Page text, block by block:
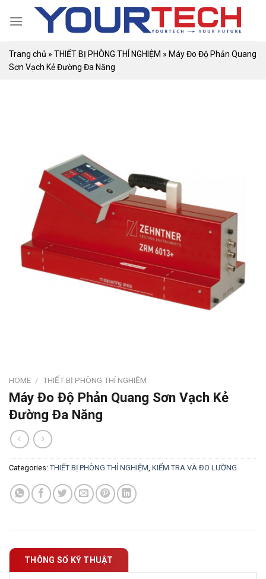
Trang chủ » THIẾT BỊ PHÒNG THÍ NGHIỆM » Máy Đo Độ Phản Quang
Sơn Vạch Kẻ Đường Đa Năng
HOME / THIẾT BỊ PHÒNG THÍ NGHIỆM
Máy Đo Độ Phản Quang Sơn Vạch Kẻ
Đường Đa Năng
Categories: THIẾT BỊ PHÒNG THÍ NGHIỆM KIỂM TRA VÀ ĐO LƯỜNG
THÔNG SỐ KỸ THUẬT